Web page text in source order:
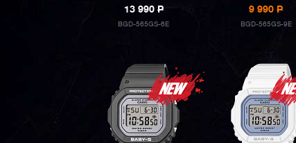
13 990P
BGD-565GS-6E
9 990P
BGD-565GS-9E